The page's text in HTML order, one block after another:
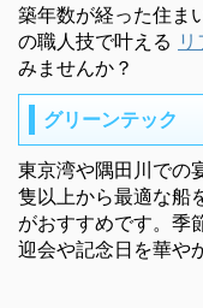
築年数が経った住ま
の職人技で叶える
みませんか？
グリーンテック
東京湾や隅田川での
隻以上から最適な船
がおすすめです。季
迎会や記念日を華や